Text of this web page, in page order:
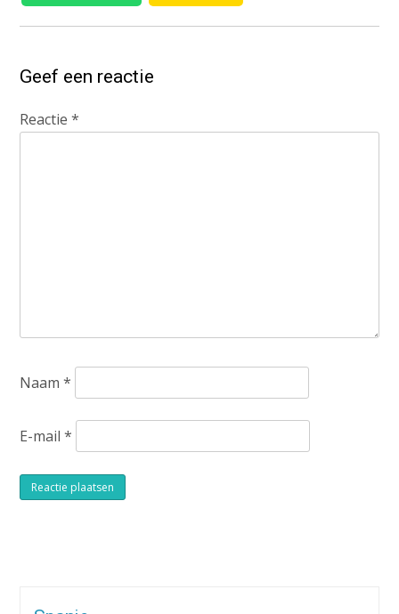
Geef een reactie
Reactie*
Naam*
E-mail*